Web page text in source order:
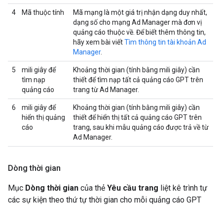
4 Mã thuộc tính
Mã mạng là một giá trị nhận dạng duy nhất,
dạng số cho mạng Ad Manager mà đơn vị
quảng cáo thuộc về. Để biết thêm thông tin,
hãy xem bài viếtTìm thông tin tài khoản Ad
Manager.
5
mili giây để
tìm nạp
quảng cáo
Khoảng thời gian (tính bằng mili giây) cần
thiết để tìm nạp tất cả quảng cáo GPT trên
trang từ Ad Manager.
6
mili giây để
hiển thị quảng
cáo
Khoảng thời gian (tính bằng mili giây) cần
thiết để hiển thị tất cả quảng cáo GPT trên
trang, sau khi mẫu quảng cáo được trả về từ
Ad Manager.
Dòng thời gian
Mục Dòng thời gian của thẻ Yêu cầu trang liệt kê trình tự
các sự kiện theo thứ tự thời gian cho mỗi quảng cáo GPT